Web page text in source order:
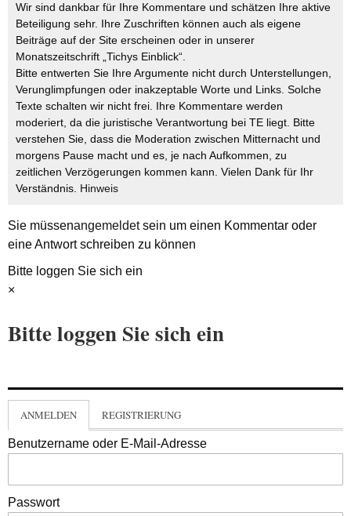
Wir sind dankbar für Ihre Kommentare und schätzen Ihre aktive
Beteiligung sehr. Ihre Zuschriften können auch als eigene
Beiträge auf der Site erscheinen oder in unserer
Monatszeitschrift „Tichys Einblick“.
Bitte entwerten Sie Ihre Argumente nicht durch Unterstellungen,
Verunglimpfungen oder inakzeptable Worte und Links. Solche
Texte schalten wir nicht frei. Ihre Kommentare werden
moderiert, da die juristische Verantwortung bei TE liegt. Bitte
verstehen Sie, dass die Moderation zwischen Mitternacht und
morgens Pause macht und es, je nach Aufkommen, zu
zeitlichen Verzögerungen kommen kann. Vielen Dank für Ihr
Verständnis. Hinweis
Sie müssenangemeldetsein um einen Kommentar oder
eine Antwort schreiben zu können
Bitte loggen Sie sich ein
×
Bitte loggen Sie sich ein
ANMELDEN REGISTRIERUNG
Benutzername oder E-Mail-Adresse
Passwort